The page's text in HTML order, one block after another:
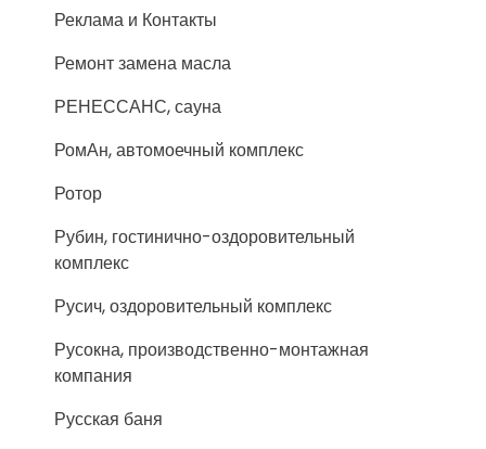
Реклама и Контакты
Ремонт замена масла
РЕНЕССАНС, сауна
РомАн, автомоечный комплекс
Ротор
Рубин, гостинично-оздоровительный
комплекс
Русич, оздоровительный комплекс
Русокна, производственно-монтажная
компания
Русская баня